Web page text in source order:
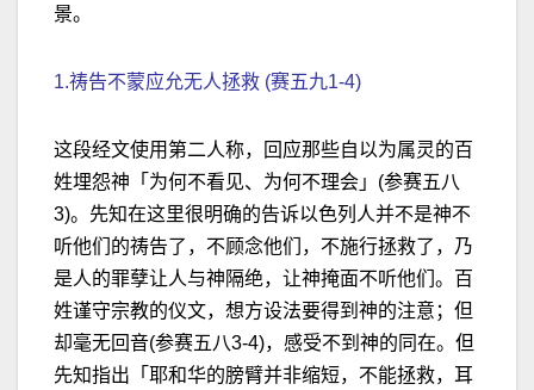
景。
1.祷告不蒙应允无人拯救 (赛五九1-4)
这段经文使用第二人称，回应那些自以为属灵的百
姓埋怨神「为何不看见、为何不理会」(参赛五八
3)。先知在这里很明确的告诉以色列人并不是神不
听他们的祷告了，不顾念他们，不施行拯救了，乃
是人的罪孽让人与神隔绝，让神掩面不听他们。百
姓谨守宗教的仪文，想方设法要得到神的注意；但
却毫无回音(参赛五八3-4)，感受不到神的同在。但
先知指出「耶和华的膀臂并非缩短，不能拯救，耳